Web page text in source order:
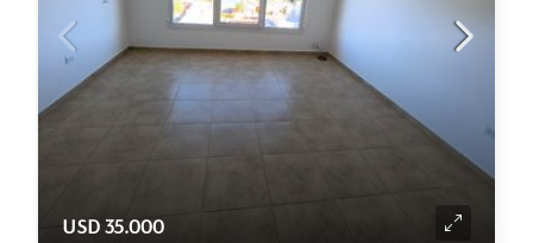
USD 35.000